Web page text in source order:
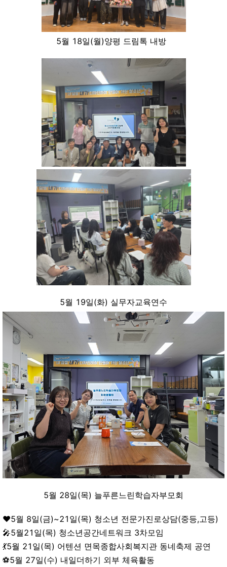
5월 18일(월)양평 드림톡 내방
5월 19일(화) 실무자교육연수
5월 28일(목) 늘푸른느린학습자부모회
♥️5월 8일(금)~21일(목) 청소년 전문가진로상담(중등,고등)
🎤5월21일(목) 청소년공간네트워크 3차모임
💃5월 21일(목) 어텐션 면목종합사회복지관 동네축제 공연
⚽5월 27일(수) 내일더하기 외부 체육활동